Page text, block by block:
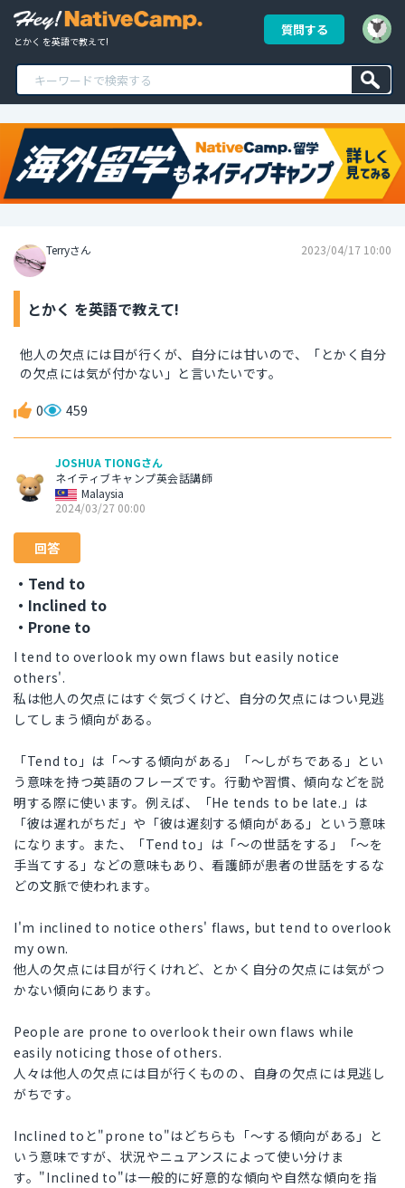
とかく を英語で教えて!
質問する
Terryさん 2023/04/17 10:00
とかく を英語で教えて!
他人の欠点には目が行くが、自分には甘いので、「とかく自分
の欠点には気が付かない」と言いたいです。
0 459
JOSHUA TIONGさん
ネイティブキャンプ英会話講師
Malaysia
2024/03/27 00:00
回答
・Tend to
・Inclined to
・Prone to
I tend to overlook my own flaws but easily notice
others'.
私は他人の欠点にはすぐ気づくけど、自分の欠点にはつい見逃
してしまう傾向がある。
「Tend to」は「～する傾向がある」「～しがちである」とい
う意味を持つ英語のフレーズです。行動や習慣、傾向などを説
明する際に使います。例えば、「He tends to be late.」は
「彼は遅れがちだ」や「彼は遅刻する傾向がある」という意味
になります。また、「Tend to」は「～の世話をする」「～を
手当てする」などの意味もあり、看護師が患者の世話をするな
どの文脈で使われます。
I'm inclined to notice others' flaws, but tend to overlook
my own.
他人の欠点には目が行くけれど、とかく自分の欠点には気がつ
かない傾向にあります。
People are prone to overlook their own flaws while
easily noticing those of others.
人々は他人の欠点には目が行くものの、自身の欠点には見逃し
がちです。
Inclined toと"prone to"はどちらも「～する傾向がある」と
いう意味ですが、状況やニュアンスによって使い分けま
す。"Inclined to"は一般的に好意的な傾向や自然な傾向を指